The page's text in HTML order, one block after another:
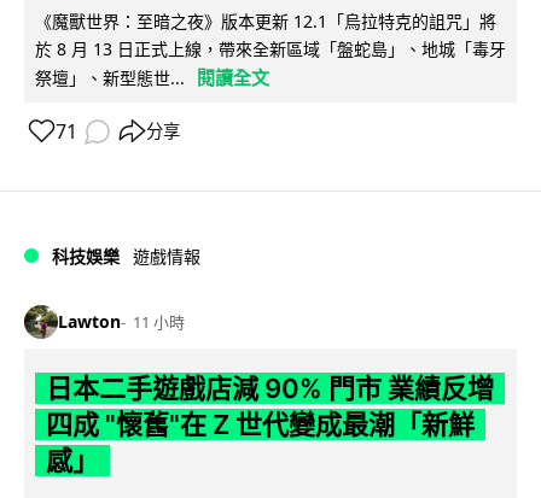
《魔獸世界：至暗之夜》版本更新 12.1「烏拉特克的詛咒」將
於 8 月 13 日正式上線，帶來全新區域「盤蛇島」、地城「毒牙
祭壇」、新型態世...
閱讀全文
71 分享
科技娛樂 遊戲情報
Lawton 11 小時
日本二手遊戲店減 90% 門市 業績反增
四成 "懷舊"在 Z 世代變成最潮「新鮮
感」